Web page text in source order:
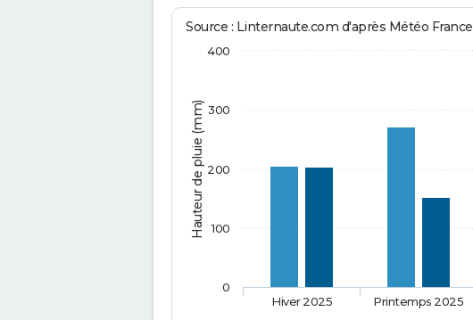
Hauteur de pluie (mm)
Source : Linternaute.com d'après Météo France
Hiver 2025 Printemps 2025
0
100
200
300
400